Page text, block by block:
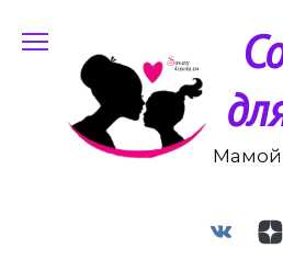
содержанию
Мамой